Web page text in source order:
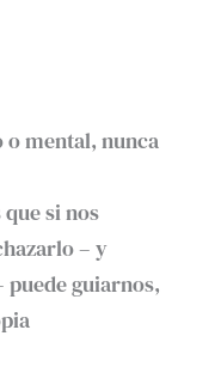
mental, nunca
si nos
– y
puede guiarnos,